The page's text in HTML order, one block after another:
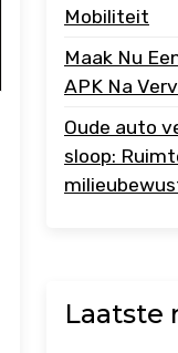
Mobiliteit
Maak Nu
APK Na
Oude auto
sloop:
Laatste